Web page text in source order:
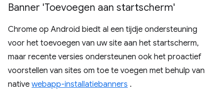
Banner 'Toevoegen aan startscherm'
Chrome op Android biedt al een tijdje ondersteuning
voor het toevoegen van uw site aan het startscherm,
maar recente versies ondersteunen ook het proactief
voorstellen van sites om toe te voegen met behulp van
native webapp-installatiebanners .